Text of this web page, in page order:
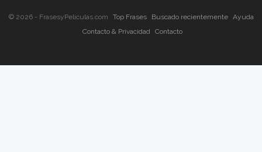
© 2026 - FrasesyPeliculas.com Top Frases Buscado recientemente
Ayuda
Contacto & Privacidad
Contacto